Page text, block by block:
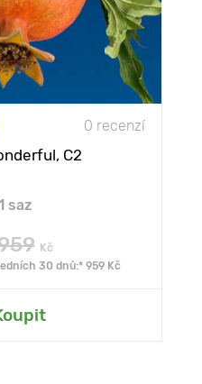
0 recenzí
С2
saz
Kč
30 dnů:* 959 Kč